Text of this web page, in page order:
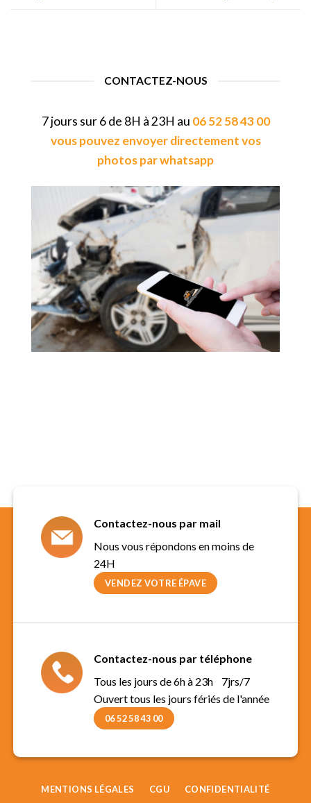
CONTACTEZ-NOUS
7 jours sur 6 de 8H à 23H au 06 52 58 43 00
vous pouvez envoyer directement vos
photos par whatsapp
Contactez-nous par mail
Nous vous répondons en moins de
24H
VENDEZ VOTRE ÉPAVE
Contactez-nous par téléphone
Tous les jours de 6h à 23h 7jrs/7
Ouvert tous les jours fériés de l'année
06 52 58 43 00
MENTIONS LÉGALES CGU CONFIDENTIALITÉ